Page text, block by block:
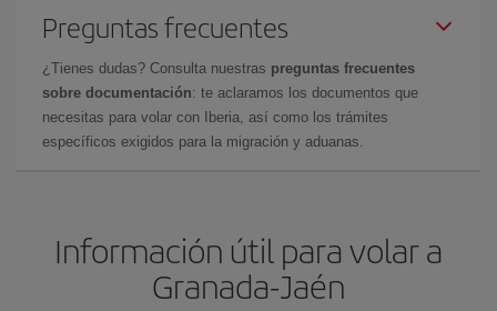
Preguntas frecuentes
¿Tienes dudas? Consulta nuestras preguntas frecuentes
sobre documentación: te aclaramos los documentos que
necesitas para volar con Iberia, así como los trámites
específicos exigidos para la migración y aduanas.
Información útil para volar a
Granada-Jaén